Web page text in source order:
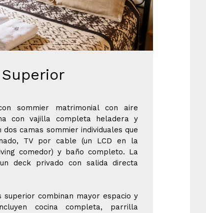
sommier matrimonial con aire
con vajilla completa heladera y
camas sommier individuales que
TV por cable (un LCD en la
comedor) y baño completo. La
deck privado con salida directa
superior combinan mayor espacio y
cocina completa, parrilla